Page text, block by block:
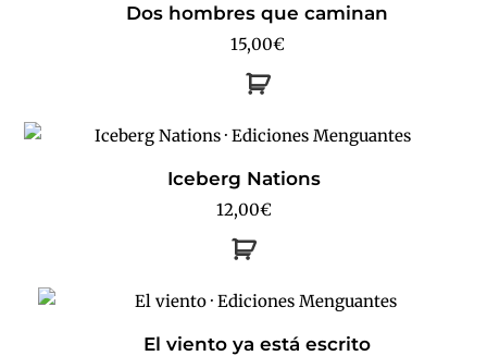
Dos hombres que caminan
15,00€
Iceberg Nations
12,00€
El viento ya está escrito